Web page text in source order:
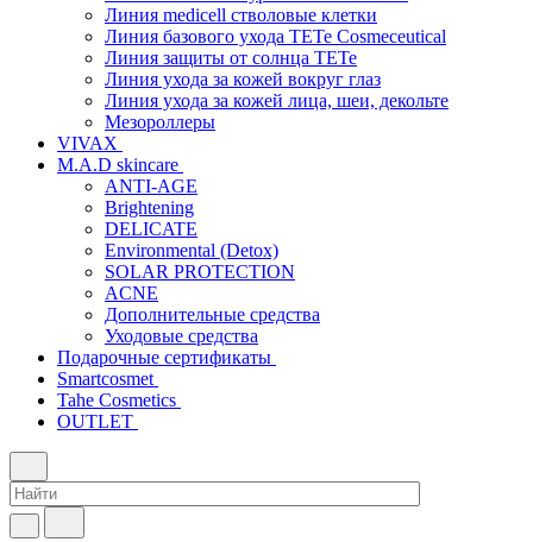
Линия medicell стволовые клетки
Линия базового ухода TETe Cosmeceutical
Линия защиты от солнца TETe
Линия ухода за кожей вокруг глаз
Линия ухода за кожей лица, шеи, декольте
Мезороллеры
VIVAX
M.A.D skincare
ANTI-AGE
Brightening
DELICATE
Environmental (Detox)
SOLAR PROTECTION
АCNE
Дополнительные средства
Уходовые средства
Подарочные сертификаты
Smartcosmet
Tahe Cosmetics
OUTLET